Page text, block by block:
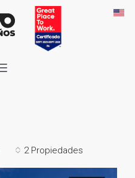
2 Propiedades